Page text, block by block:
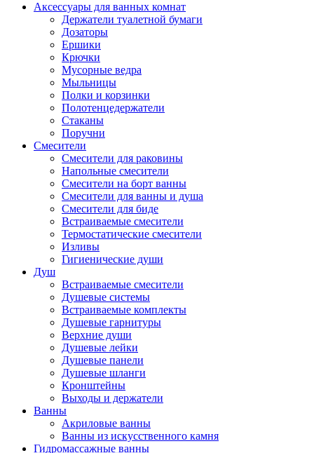
Аксессуары для ванных комнат
Держатели туалетной бумаги
Дозаторы
Ершики
Крючки
Мусорные ведра
Мыльницы
Полки и корзинки
Полотенцедержатели
Стаканы
Поручни
Смесители
Смесители для раковины
Напольные смесители
Смесители на борт ванны
Смесители для ванны и душа
Смесители для биде
Встраиваемые смесители
Термостатические смесители
Изливы
Гигиенические души
Душ
Встраиваемые смесители
Душевые системы
Встраиваемые комплекты
Душевые гарнитуры
Верхние души
Душевые лейки
Душевые панели
Душевые шланги
Кронштейны
Выходы и держатели
Ванны
Акриловые ванны
Ванны из искусственного камня
Гидромассажные ванны